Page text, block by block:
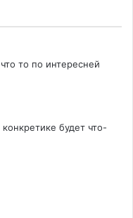
то по интересней
будет что-